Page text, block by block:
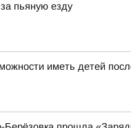
пьяную езду
иметь детей